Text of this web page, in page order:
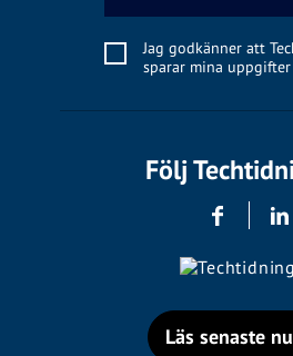
Jag godkänner att
sparar mina uppgifter
Följ
Läs senaste